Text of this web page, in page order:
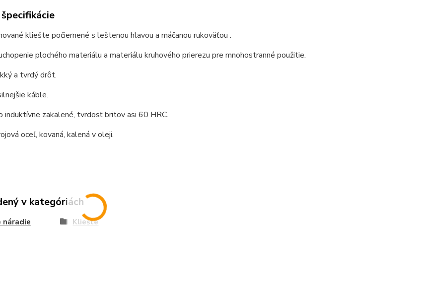
kliešte počiernené s leštenou hlavou a máčanou rukoväťou .
plochého materiálu a materiálu kruhového prierezu pre mnohostranné použitie.
a tvrdý drôt.
káble.
induktívne zakalené, tvrdosť britov asi 60 HRC.
oceľ, kovaná, kalená v oleji.
v kategóriách
náradie Kliešte